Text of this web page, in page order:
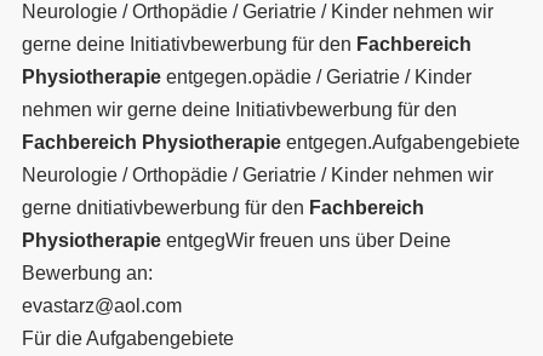
Neurologie / Orthopädie / Geriatrie / Kinder nehmen wir
gerne deine Initiativbewerbung für den Fachbereich
Physiotherapie entgegen.opädie / Geriatrie / Kinder
nehmen wir gerne deine Initiativbewerbung für den
Fachbereich Physiotherapie entgegen.Aufgabengebiete
Neurologie / Orthopädie / Geriatrie / Kinder nehmen wir
gerne dnitiativbewerbung für den Fachbereich
Physiotherapie entgegWir freuen uns über Deine
Bewerbung an:
evastarz@aol.com
Für die Aufgabengebiete